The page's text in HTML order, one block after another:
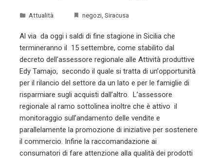
Attualità negozi Siracusa
Al via da oggi i saldi di fine stagione in Sicilia che
termineranno il 15 settembre, come stabilito dal
decreto dell'assessore regionale alle Attività produttive
Edy Tamajo, secondo il quale si tratta di un'opportunità
per il rilancio del settore da un lato e per le famiglie di
risparmiare sugli acquisti dall’altro. L’assessore
regionale al ramo sottolinea inoltre che è attivo il
monitoraggio sull’andamento delle vendite e
parallelamente la promozione di iniziative per sostenere
il commercio. Infine la raccomandazione ai
consumatori di fare attenzione alla qualità dei prodotti